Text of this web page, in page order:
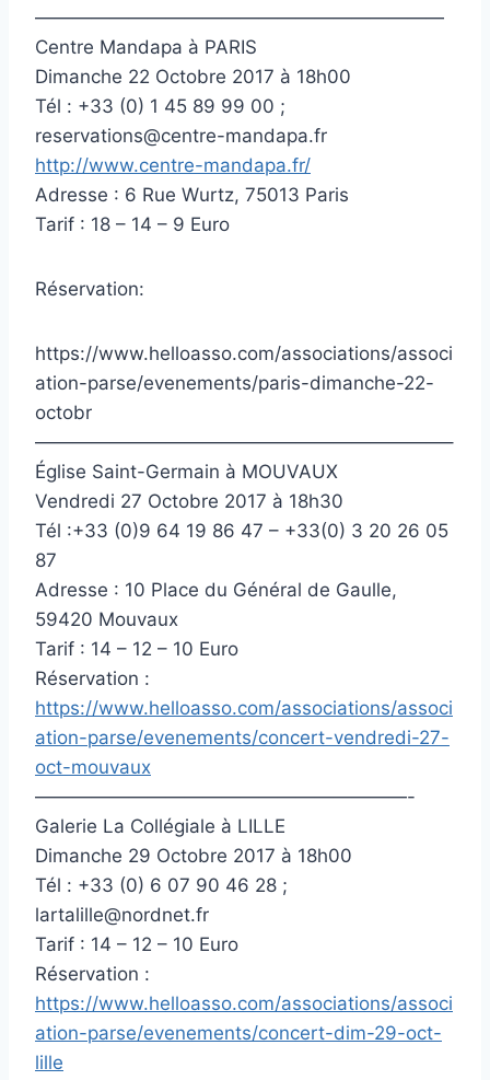
——————————————————————
Centre Mandapa à PARIS
Dimanche 22 Octobre 2017 à 18h00
Tél : +33 (0) 1 45 89 99 00 ;
reservations@centre-mandapa.fr
http://www.centre-mandapa.fr/
Adresse : 6 Rue Wurtz, 75013 Paris
Tarif : 18 – 14 – 9 Euro
Réservation:
https://www.helloasso.com/associations/associ
ation-parse/evenements/paris-dimanche-22-
octobr
——————————————————————–
Église Saint-Germain à MOUVAUX
Vendredi 27 Octobre 2017 à 18h30
Tél :+33 (0)9 64 19 86 47 – +33(0) 3 20 26 05
87
Adresse : 10 Place du Général de Gaulle,
59420 Mouvaux
Tarif : 14 – 12 – 10 Euro
Réservation :
https://www.helloasso.com/associations/associ
ation-parse/evenements/concert-vendredi-27-
oct-mouvaux
————————————————————-
Galerie La Collégiale à LILLE
Dimanche 29 Octobre 2017 à 18h00
Tél : +33 (0) 6 07 90 46 28 ;
lartalille@nordnet.fr
Tarif : 14 – 12 – 10 Euro
Réservation :
https://www.helloasso.com/associations/associ
ation-parse/evenements/concert-dim-29-oct-
lille